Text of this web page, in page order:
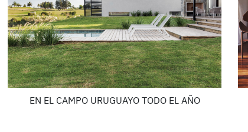
EN EL CAMPO URUGUAYO TODO EL AÑO